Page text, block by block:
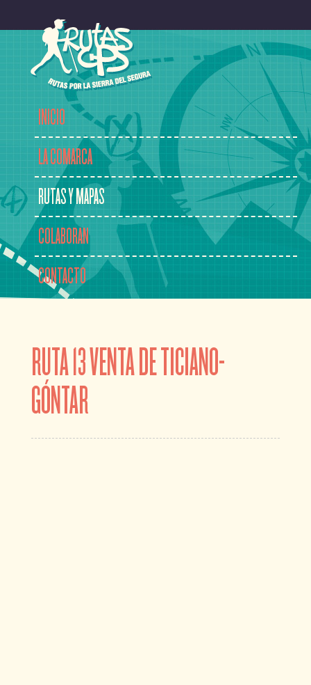
INICIO
LA COMARCA
RUTAS Y MAPAS
COLABORAN
CONTACTO
RUTA 13 VENTA DE TICIANO-
GÓNTAR